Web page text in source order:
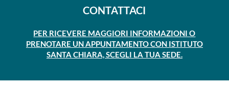
CONTATTACI
PER RICEVERE MAGGIORI INFORMAZIONI O
PRENOTARE UN APPUNTAMENTO CON ISTITUTO
SANTA CHIARA, SCEGLI LA TUA SEDE.